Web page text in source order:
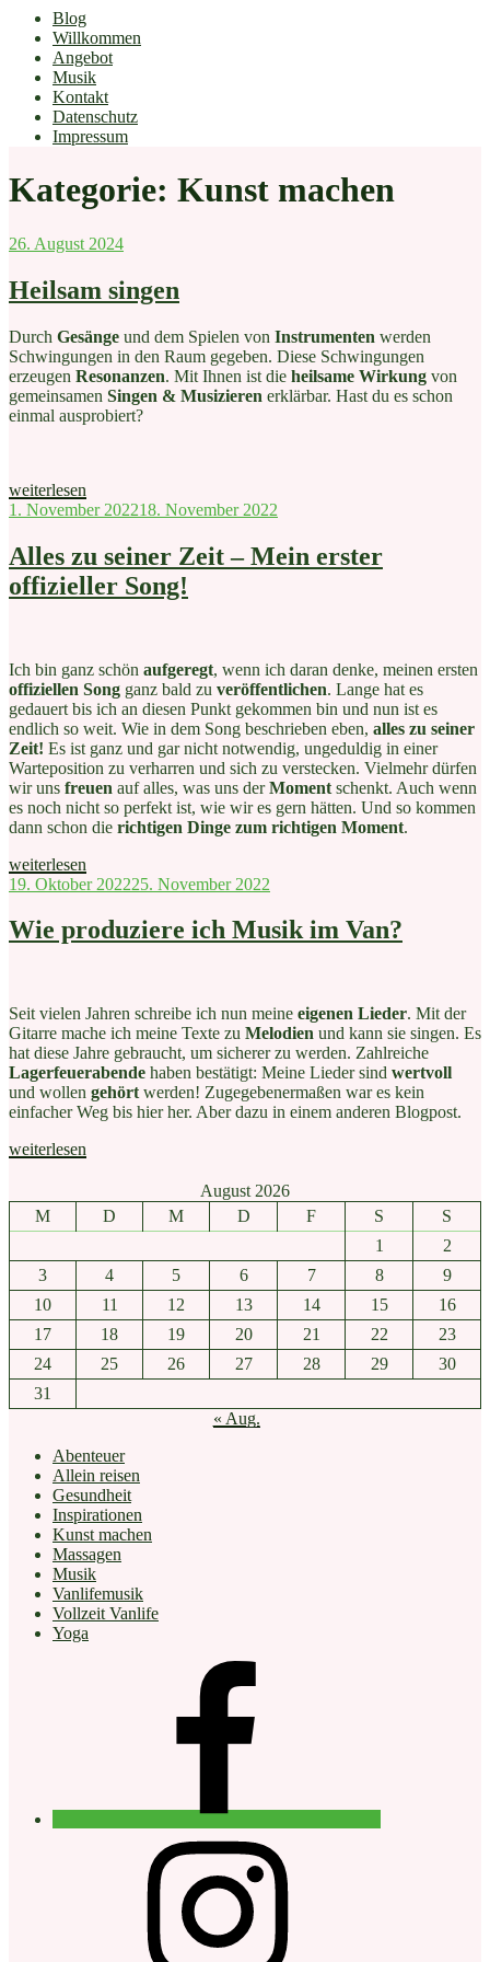
Blog
Willkommen
Angebot
Musik
Kontakt
Datenschutz
Impressum
Kategorie: Kunst machen
Veröffentlicht
26. August 2024
Heilsam singen
Durch Gesänge und dem Spielen von Instrumenten werden
Schwingungen in den Raum gegeben. Diese Schwingungen
erzeugen Resonanzen. Mit Ihnen ist die heilsame Wirkung von
gemeinsamen Singen & Musizieren erklärbar. Hast du es schon
einmal ausprobiert?
„Heilsam
singen“
weiterlesen
Veröffentlicht
1. November 202218. November 2022
Alles zu seiner Zeit – Mein erster
offizieller Song!
Ich bin ganz schön aufgeregt, wenn ich daran denke, meinen ersten
offiziellen Song ganz bald zu veröffentlichen. Lange hat es
gedauert bis ich an diesen Punkt gekommen bin und nun ist es
endlich so weit. Wie in dem Song beschrieben eben, alles zu seiner
Zeit! Es ist ganz und gar nicht notwendig, ungeduldig in einer
Warteposition zu verharren und sich zu verstecken. Vielmehr dürfen
wir uns freuen auf alles, was uns derMoment schenkt. Auch wenn
es noch nicht so perfekt ist, wie wir es gern hätten. Und so kommen
dann schon die richtigen Dinge zum richtigen Moment.
„Alles
zu
Zeit
–
Song!“
weiterlesen
Veröffentlicht
19. Oktober 202225. November 2022
Wie produziere ich Musik im Van?
Seit vielen Jahren schreibe ich nun meine eigenen Lieder. Mit der
Gitarre mache ich meine Texte zu Melodien und kann sie singen. Es
hat diese Jahre gebraucht, um sicherer zu werden. Zahlreiche
Lagerfeuerabende haben bestätigt: Meine Lieder sind wertvoll
und wollen gehört werden! Zugegebenermaßen war es kein
einfacher Weg bis hier her. Aber dazu in einem anderen Blogpost.
„Wie
Musik
im
weiterlesen
August 2026
M
D M D F S
S
1
2
3
4 5 6 7 8
9
10
11 12 13 14 15
16
17
18 19 20 21 22
23
24
25 26 27 28 29
30
31
« Aug.
Abenteuer
Allein reisen
Gesundheit
Inspirationen
Kunst machen
Massagen
Musik
Vanlifemusik
Vollzeit Vanlife
Yoga